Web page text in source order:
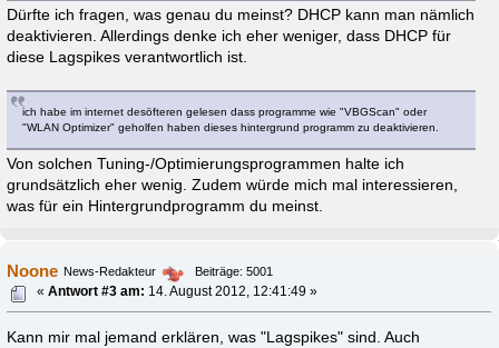
Dürfte ich fragen, was genau du meinst? DHCP kann man nämlich
deaktivieren. Allerdings denke ich eher weniger, dass DHCP für
diese Lagspikes verantwortlich ist.
ich habe im internet desöfteren gelesen dass programme wie "VBGScan" oder
"WLAN Optimizer" geholfen haben dieses hintergrund programm zu deaktivieren.
Von solchen Tuning-/Optimierungsprogrammen halte ich
grundsätzlich eher wenig. Zudem würde mich mal interessieren,
was für ein Hintergrundprogramm du meinst.
Noone News-Redakteur
Beiträge: 5001
«Antwort #3 am: 14. August 2012, 12:41:49 »
Kann mir mal jemand erklären, was "Lagspikes" sind. Auch